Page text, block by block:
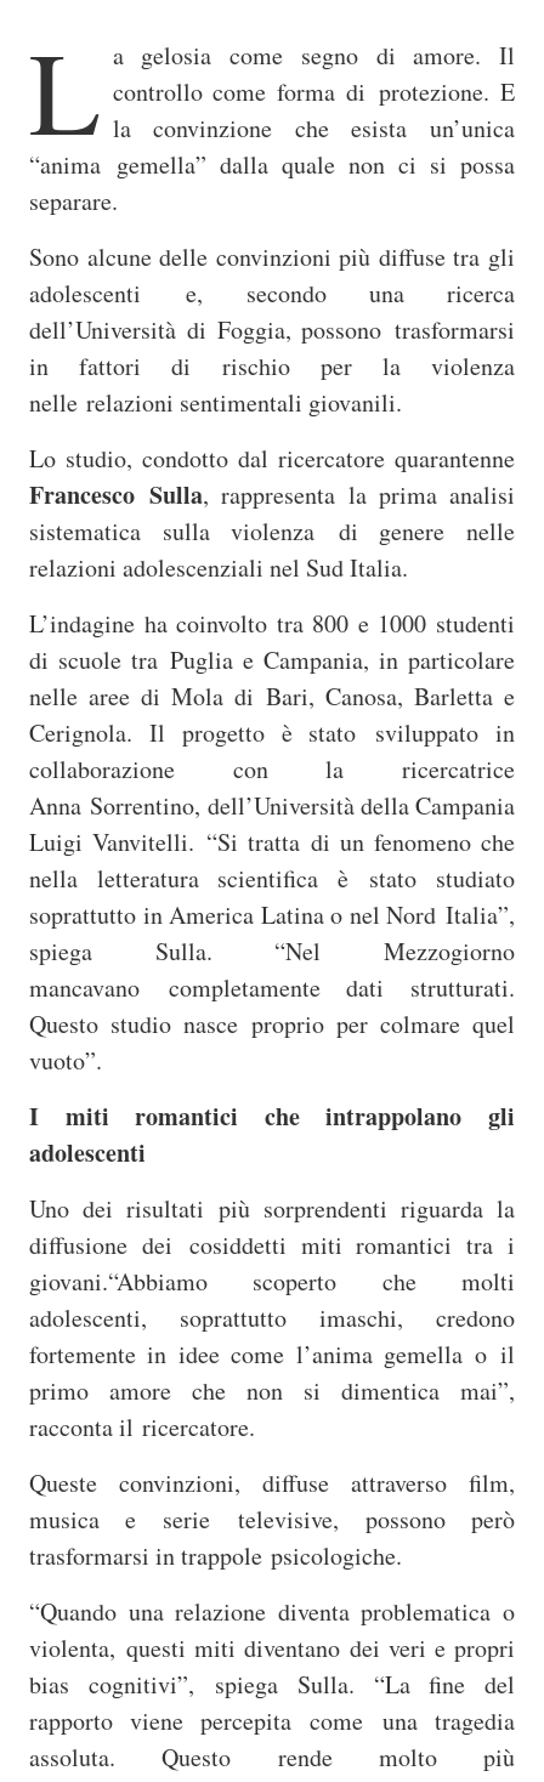
L a gelosia come segno di amore. Il
controllo come forma diprotezione. E
la convinzione che esista un’unica
“anima gemella” dalla quale non ci si possa
separare.
Sono alcune delle convinzioni più diffuse tra gli
adolescentie, secondo una ricerca
dell’Università di Foggia, possono trasformarsi
in fattori di rischio per la violenza
nelle relazioni sentimentali giovanili.
Lo studio, condotto dal ricercatore quarantenne
FrancescoSulla, rappresenta la prima analisi
sistematica sulla violenza di genere nelle
relazioni adolescenziali nel Sud Italia.
L’indagine ha coinvolto tra 800 e 1000 studenti
di scuole tra Puglia e Campania, in particolare
nelle aree di Mola di Bari, Canosa, Barletta e
Cerignola. Il progetto è stato sviluppato in
collaborazione con la ricercatrice
Anna Sorrentino, dell’Università della Campania
Luigi Vanvitelli. “Si tratta di un fenomeno che
nella letteratura scientifica è stato studiato
soprattutto in America Latina o nel Nord Italia”,
spiega Sulla. “Nel Mezzogiorno
mancavano completamente dati strutturati.
Questo studio nasce proprio per colmare quel
vuoto”.
I miti romantici che intrappolano gli
adolescenti
Uno dei risultati più sorprendenti riguarda la
diffusione dei cosiddetti miti romantici tra i
giovani.“Abbiamo scoperto che molti
adolescenti, soprattutto imaschi, credono
fortemente in idee come l’anima gemella o il
primo amore che non si dimentica mai”,
racconta il ricercatore.
Queste convinzioni, diffuse attraverso film,
musica e serietelevisive, possono però
trasformarsi in trappole psicologiche.
“Quando una relazione diventa problematica o
violenta,questi miti diventano dei veri e propri
bias cognitivi”, spiega Sulla. “La fine del
rapporto viene percepita come una tragedia
assoluta. Questo rende molto più